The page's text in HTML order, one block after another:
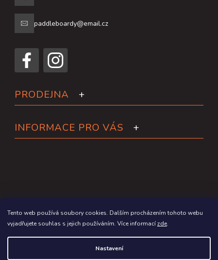
Tento web používá soubory cookies. Dalším procházením tohoto webu
vyjadřujete souhlas s jejich používáním. Více informacízde.
Nastavení
paddleboardy@email.cz
PRODEJNA
INFORMACE PRO VÁS
Copyright 2026Paddleboardy.cz. Všechna práva vyhrazena.